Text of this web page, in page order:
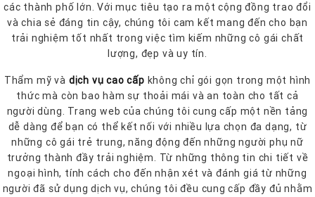
các thành phố lớn. Với mục tiêu tạo ra một cộng đồng trao đổi
và chia sẻ đáng tin cậy, chúng tôi cam kết mang đến cho bạn
trải nghiệm tốt nhất trong việc tìm kiếm những cô gái chất
lượng, đẹp và uy tín.
Thẩm mỹ và dịch vụ cao cấp không chỉ gói gọn trong một hình
thức mà còn bao hàm sự thoải mái và an toàn cho tất cả
người dùng. Trang web của chúng tôi cung cấp một nền tảng
dễ dàng để bạn có thể kết nối với nhiều lựa chọn đa dạng, từ
những cô gái trẻ trung, năng động đến những người phụ nữ
trưởng thành đầy trải nghiệm. Từ những thông tin chi tiết về
ngoại hình, tính cách cho đến nhận xét và đánh giá từ những
người đã sử dụng dịch vụ, chúng tôi đều cung cấp đầy đủ nhằm